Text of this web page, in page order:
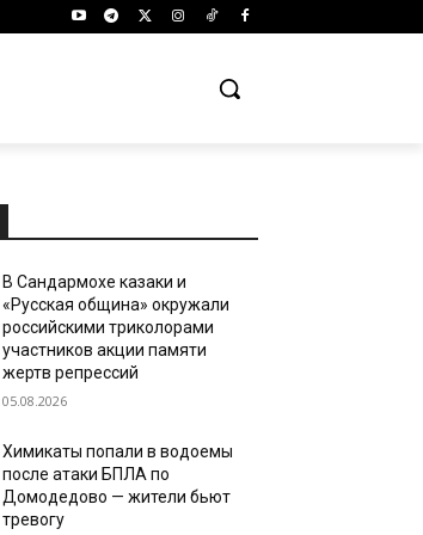
В Сандармохе казаки и
«Русская община» окружали
российскими триколорами
участников акции памяти
жертв репрессий
05.08.2026
Химикаты попали в водоемы
после атаки БПЛА по
Домодедово — жители бьют
тревогу